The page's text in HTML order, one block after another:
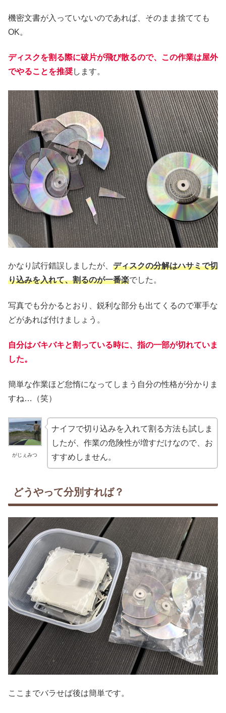
機密文書が入っていないのであれば、そのまま捨てても
OK。
ディスクを割る際に破片が飛び散るので、この作業は屋外
でやることを推奨します。
かなり試行錯誤しましたが、 ディスクの分解はハサミで切
り込みを入れて、割るのが一番楽でした。
写真でも分かるとおり、鋭利な部分も出てくるので軍手な
どがあれば付けましょう。
自分はバキバキと割っている時に、指の一部が切れていま
した。
簡単な作業ほど怠惰になってしまう自分の性格が分かりま
すね…（笑）
がじぇみつ
ナイフで切り込みを入れて割る方法も試しま
したが、作業の危険性が増すだけなので、お
すすめしません。
どうやって分別すれば？
ここまでバラせば後は簡単です。